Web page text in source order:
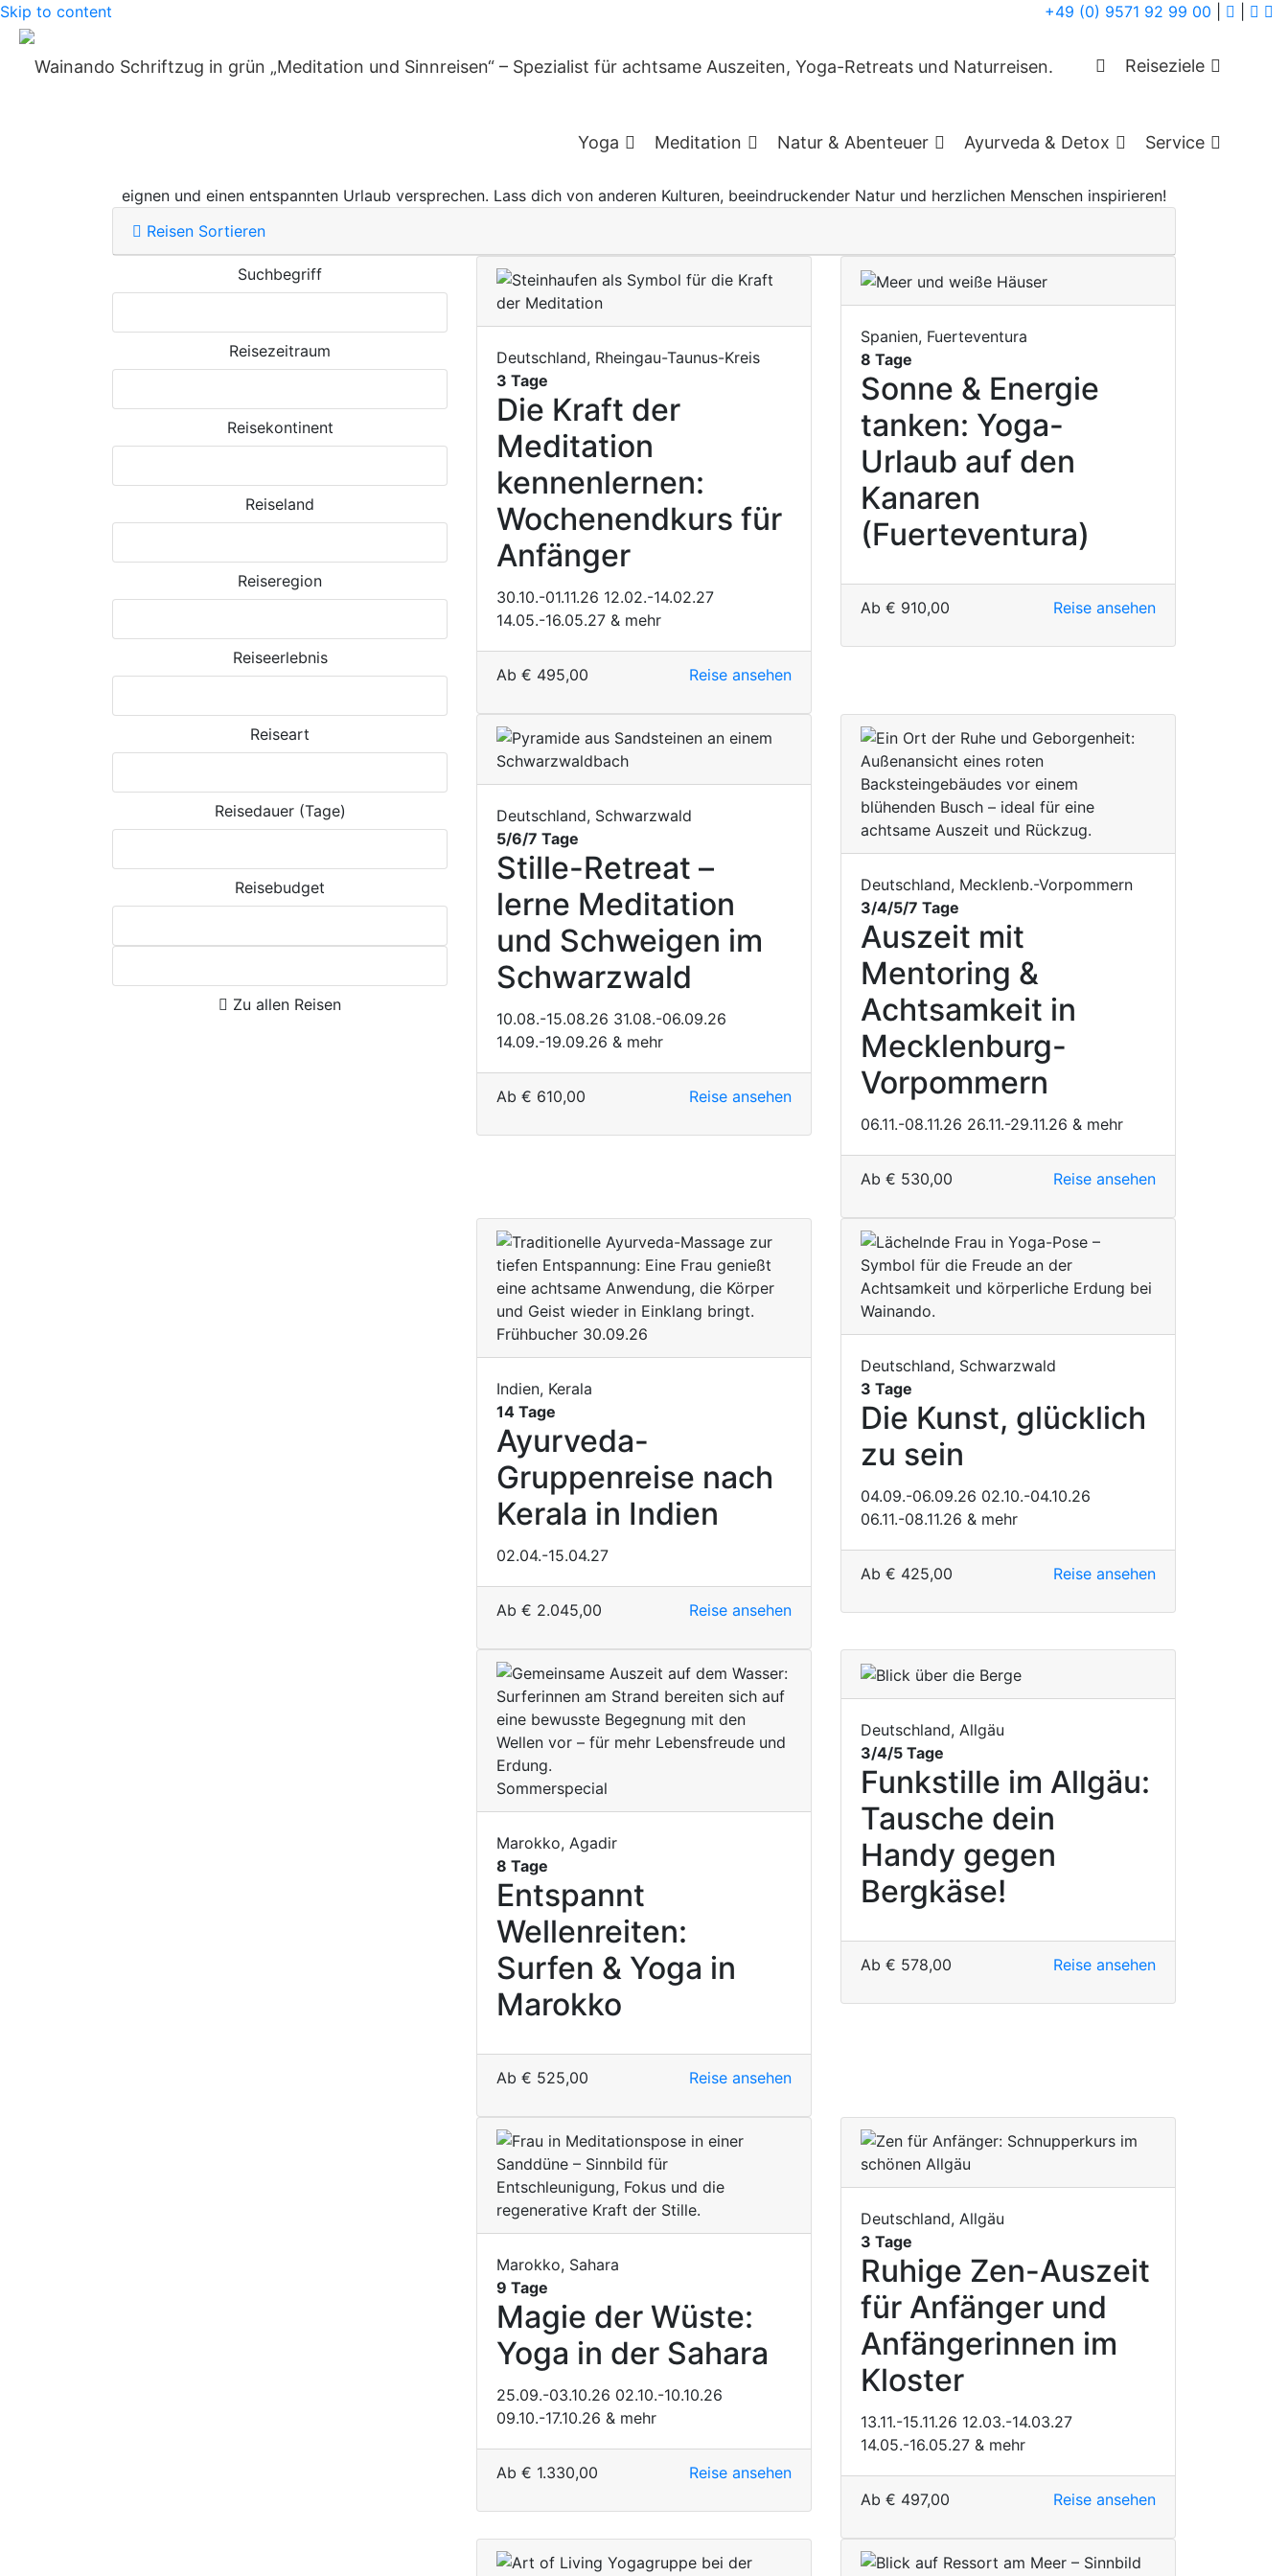
Skip to content +49 (0) 9571 92 99 00
Reiseziele
Yoga Meditation Natur & Abenteuer Ayurveda & Detox Service
Auszeit für mich allein
eignen und einen entspannten Urlaub versprechen. Lass dich von anderen Kulturen, beeindruckender Natur und herzlichen Menschen inspirieren!
Reisen Sortieren
Suchbegriff
Reisezeitraum
Reisekontinent
Reiseland
Reiseregion
Reiseerlebnis
Reiseart
Reisedauer (Tage)
Reisebudget
Zu allen Reisen
Deutschland, Rheingau-Taunus-Kreis
3 Tage
Die Kraft der
Meditation
kennenlernen:
Wochenendkurs für
Anfänger
30.10.-01.11.26 12.02.-14.02.27
14.05.-16.05.27 & mehr
Ab € 495,00 Reise ansehen
Spanien, Fuerteventura
8 Tage
Sonne & Energie
tanken: Yoga-
Urlaub auf den
Kanaren
(Fuerteventura)
Ab € 910,00 Reise ansehen
Deutschland, Schwarzwald
5/6/7 Tage
Stille-Retreat –
lerne Meditation
und Schweigen im
Schwarzwald
10.08.-15.08.26 31.08.-06.09.26
14.09.-19.09.26 & mehr
Ab € 610,00 Reise ansehen
Deutschland, Mecklenb.-Vorpommern
3/4/5/7 Tage
Auszeit mit
Mentoring &
Achtsamkeit in
Mecklenburg-
Vorpommern
06.11.-08.11.26 26.11.-29.11.26 & mehr
Ab € 530,00 Reise ansehen
Frühbucher 30.09.26
Indien, Kerala
14 Tage
Ayurveda-
Gruppenreise nach
Kerala in Indien
02.04.-15.04.27
Ab € 2.045,00 Reise ansehen
Deutschland, Schwarzwald
3 Tage
Die Kunst, glücklich
zu sein
04.09.-06.09.26 02.10.-04.10.26
06.11.-08.11.26 & mehr
Ab € 425,00 Reise ansehen
Sommerspecial
Marokko, Agadir
8 Tage
Entspannt
Wellenreiten:
Surfen & Yoga in
Marokko
Ab € 525,00 Reise ansehen
Deutschland, Allgäu
3/4/5 Tage
Funkstille im Allgäu:
Tausche dein
Handy gegen
Bergkäse!
Ab € 578,00 Reise ansehen
Marokko, Sahara
9 Tage
Magie der Wüste:
Yoga in der Sahara
25.09.-03.10.26 02.10.-10.10.26
09.10.-17.10.26 & mehr
Ab € 1.330,00 Reise ansehen
Deutschland, Allgäu
3 Tage
Ruhige Zen-Auszeit
für Anfänger und
Anfängerinnen im
Kloster
13.11.-15.11.26 12.03.-14.03.27
14.05.-16.05.27 & mehr
Ab € 497,00 Reise ansehen